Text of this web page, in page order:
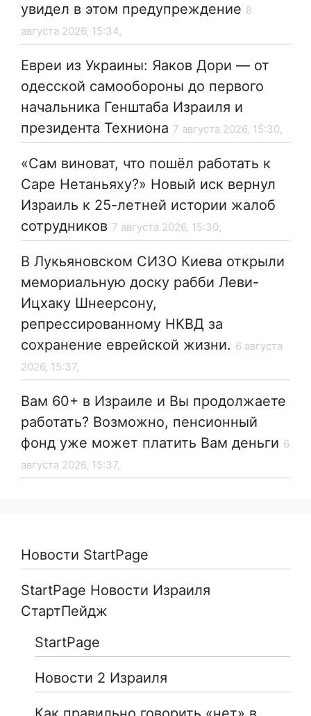
увидел в этом предупреждение 8
августа 2026, 15:34,
Евреи из Украины: Яаков Дори — от
одесской самообороны до первого
начальника Генштаба Израиля и
президента Техниона 7 августа 2026, 15:30,
«Сам виноват, что пошёл работать к
Саре Нетаньяху?» Новый иск вернул
Израиль к 25-летней истории жалоб
сотрудников 7 августа 2026, 15:30,
В Лукьяновском СИЗО Киева открыли
мемориальную доску рабби Леви-
Ицхаку Шнеерсону,
репрессированному НКВД за
сохранение еврейской жизни. 6 августа
2026, 15:37,
Вам 60+ в Израиле и Вы продолжаете
работать? Возможно, пенсионный
фонд уже может платить Вам деньги 6
августа 2026, 15:37,
Новости StartPage
StartPage Новости Израиля
СтартПейдж
StartPage
Новости 2 Израиля